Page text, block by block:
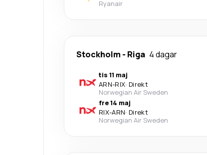
Ryanair
Stockholm - Riga 4 dagar
tis 11 maj
ARN-RIX· Direkt
Norwegian Air Sweden
fre 14 maj
RIX-ARN· Direkt
Norwegian Air Sweden